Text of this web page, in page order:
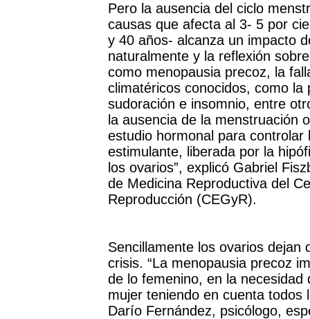
Pero la ausencia del ciclo
causas que afecta al 3- 5 por
y 40 años- alcanza un impacto
naturalmente y la reflexión
como menopausia precoz, la
climatéricos conocidos, como
sudoración e insomnio, entre
la ausencia de la menstruación
estudio hormonal para
estimulante, liberada por la
los ovarios”, explicó Gabriel
de Medicina Reproductiva del
Reproducción (CEGyR).
Sencillamente los ovarios dejan
crisis. “La menopausia precoz
de lo femenino, en la
mujer teniendo en cuenta todos
Darío Fernández, psicólogo,